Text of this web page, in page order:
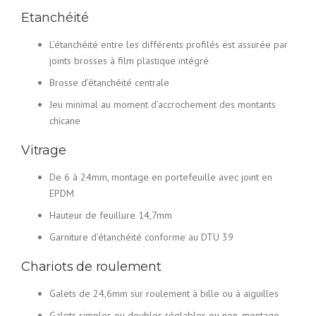
Etanchéité
L’étanchéité entre les différents profilés est assurée par
joints brosses à film plastique intégré
Brosse d’étanchéité centrale
Jeu minimal au moment d’accrochement des montants
chicane
Vitrage
De 6 à 24mm, montage en portefeuille avec joint en
EPDM
Hauteur de feuillure 14,7mm
Garniture d’étanchéité conforme au DTU 39
Chariots de roulement
Galets de 24,6mm sur roulement à bille ou à aiguilles